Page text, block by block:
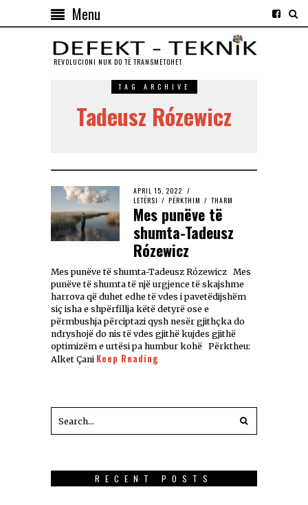
Menu
REVOLUCIONI NUK DO TЁ TRANSMETOHET
TAG ARCHIVE
Tadeusz Rózewicz
APRIL 15, 2022
LETËRSI / PËRKTHIM / THARM
Mes punëve të
shumta-Tadeusz
Rózewicz
Mes punëve të shumta-Tadeusz Rózewicz Mes
punëve të shumta të një urgjence të skajshme
harrova që duhet edhe të vdes i pavetëdijshëm
siç isha e shpërfillja këtë detyrë ose e
përmbushja përciptazi qysh nesër gjithçka do
ndryshojë do nis të vdes gjithë kujdes gjithë
optimizëm e urtësi pa humbur kohë Përktheu:
Alket Çani Keep Reading
RECENT POSTS